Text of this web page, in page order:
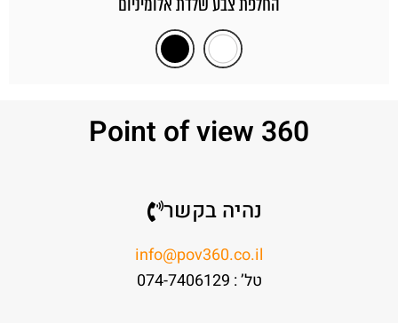
Point of view 360
נהיה בקשר
info@pov360.co.il
טל’ : 074-7406129